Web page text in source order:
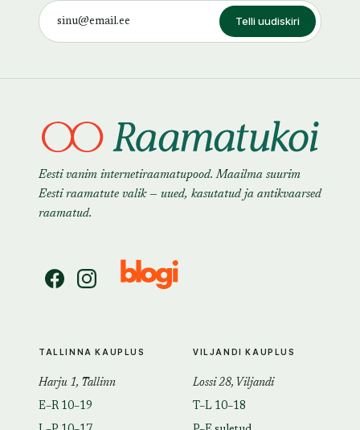
Telli uudiskiri
Eesti vanim internetiraamatupood. Maailma suurim
Eesti raamatute valik — uued, kasutatud ja antikvaarsed
raamatud.
TALLINNA KAUPLUS
Harju 1, Tallinn
E–R 10–19
VILJANDI KAUPLUS
Lossi 28, Viljandi
T–L 10–18